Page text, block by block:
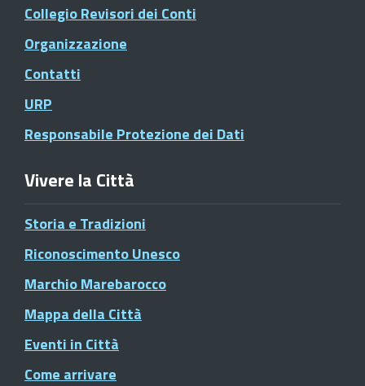
Collegio Revisori dei Conti
Organizzazione
Contatti
URP
Responsabile Protezione dei Dati
Vivere la Città
Storia e Tradizioni
Riconoscimento Unesco
Marchio Marebarocco
Mappa della Città
Eventi in Città
Come arrivare